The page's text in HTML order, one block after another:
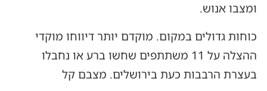
ומצבו אנוש.
כוחות גדולים במקום. מוקדם יותר דיווחו מוקדי
ההצלה על 11 משתתפים שחשו ברע או נחבלו
בעצרת הרבבות כעת בירושלים. מצבם קל